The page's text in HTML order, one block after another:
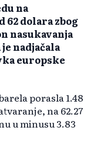
na
62 dolara zbog
nasukavanja
nadjačala
europske
porasla 1.48
na 62.27
u minusu 3.83